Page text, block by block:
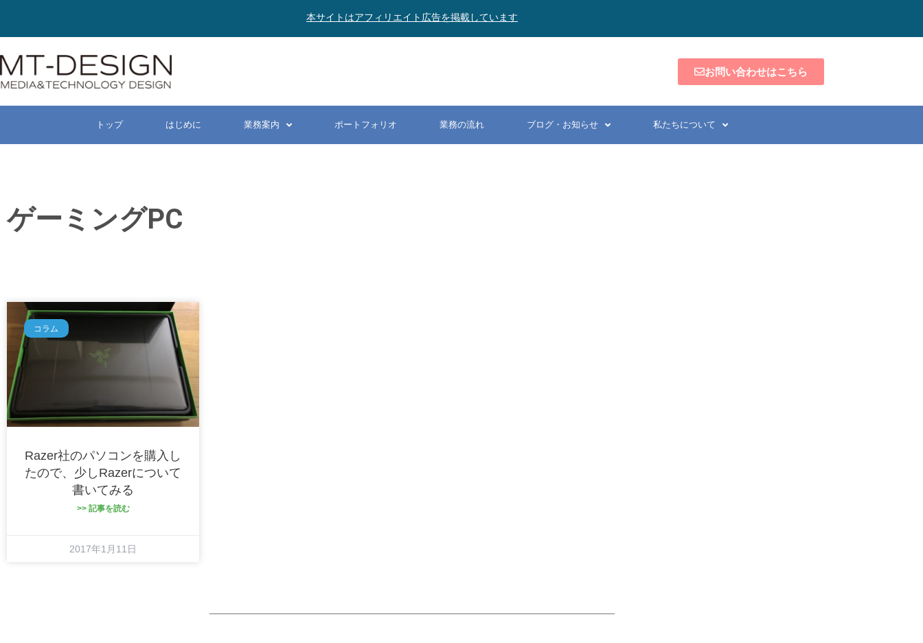
本サイトはアフィリエイト広告を掲載しています
お問い合わせはこちら
トップ はじめに 業務案内 ポートフォリオ 業務の流れ ブログ・お知らせ 私たちについて
ゲーミングPC
コラム
Razer社のパソコンを購入し
たので、少しRazerについて
書いてみる
>> 記事を読む
2017年1月11日